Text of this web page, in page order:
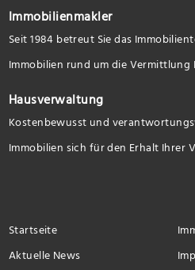
Immobilienmakler
Seit 1984 betreut Sie das
Immobilien rund um die Vermittlung
Hausverwaltung
Kostenbewusst und
Immobilien sich für den Erhalt Ihrer
Startseite
Aktuelle News